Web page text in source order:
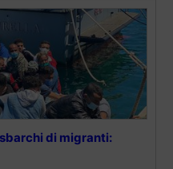
di migranti: